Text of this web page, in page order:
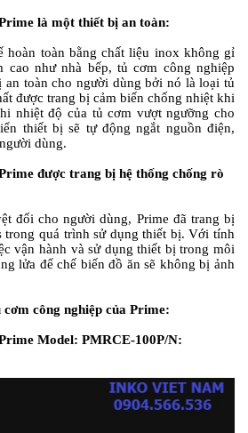
là một thiết bị an toàn:
hoàn toàn bằng chất liệu inox không gỉ
cao như nhà bếp, tủ cơm công nghiệp
an toàn cho người dùng bởi nó là loại tủ
được trang bị cảm biến chống nhiệt khi
nhiệt độ của tủ cơm vượt ngưỡng cho
thiết bị sẽ tự động ngắt nguồn điện,
dùng.
được trang bị hệ thống chống rò
đối cho người dùng, Prime đã trang bị
trong quá trình sử dụng thiết bị. Với tính
vận hành và sử dụng thiết bị trong môi
lửa để chế biến đồ ăn sẽ không bị ảnh
công nghiệp của Prime:
Model: PMRCE-100P/N: